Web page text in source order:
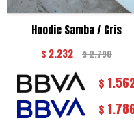
Hoodie Samba / Gris
$ 2.232 $2.790
$
$